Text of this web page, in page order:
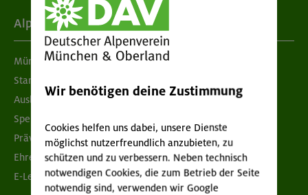
Alpenverein
München & Oberland
Standorte
Ausbildung & Jobs
Spenden
Prävention sexualisierter Gewalt
Ehrenamtsbörse
E-Learning
Wir benötigen deine Zustimmung
Cookies helfen uns dabei, unsere Dienste
möglichst nutzerfreundlich anzubieten, zu
schützen und zu verbessern. Neben technisch
notwendigen Cookies, die zum Betrieb der Seite
notwendig sind, verwenden wir Google